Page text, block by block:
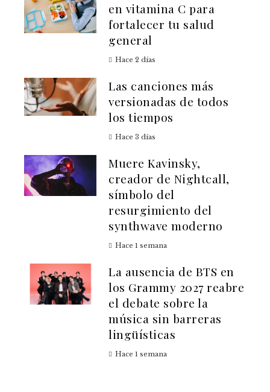
en vitamina C para
fortalecer tu salud
general
Hace 2 días
Las canciones más
versionadas de todos
los tiempos
Hace 3 días
Muere Kavinsky,
creador de Nightcall,
símbolo del
resurgimiento del
synthwave moderno
Hace 1 semana
La ausencia de BTS en
los Grammy 2027 reabre
el debate sobre la
música sin barreras
lingüísticas
Hace 1 semana